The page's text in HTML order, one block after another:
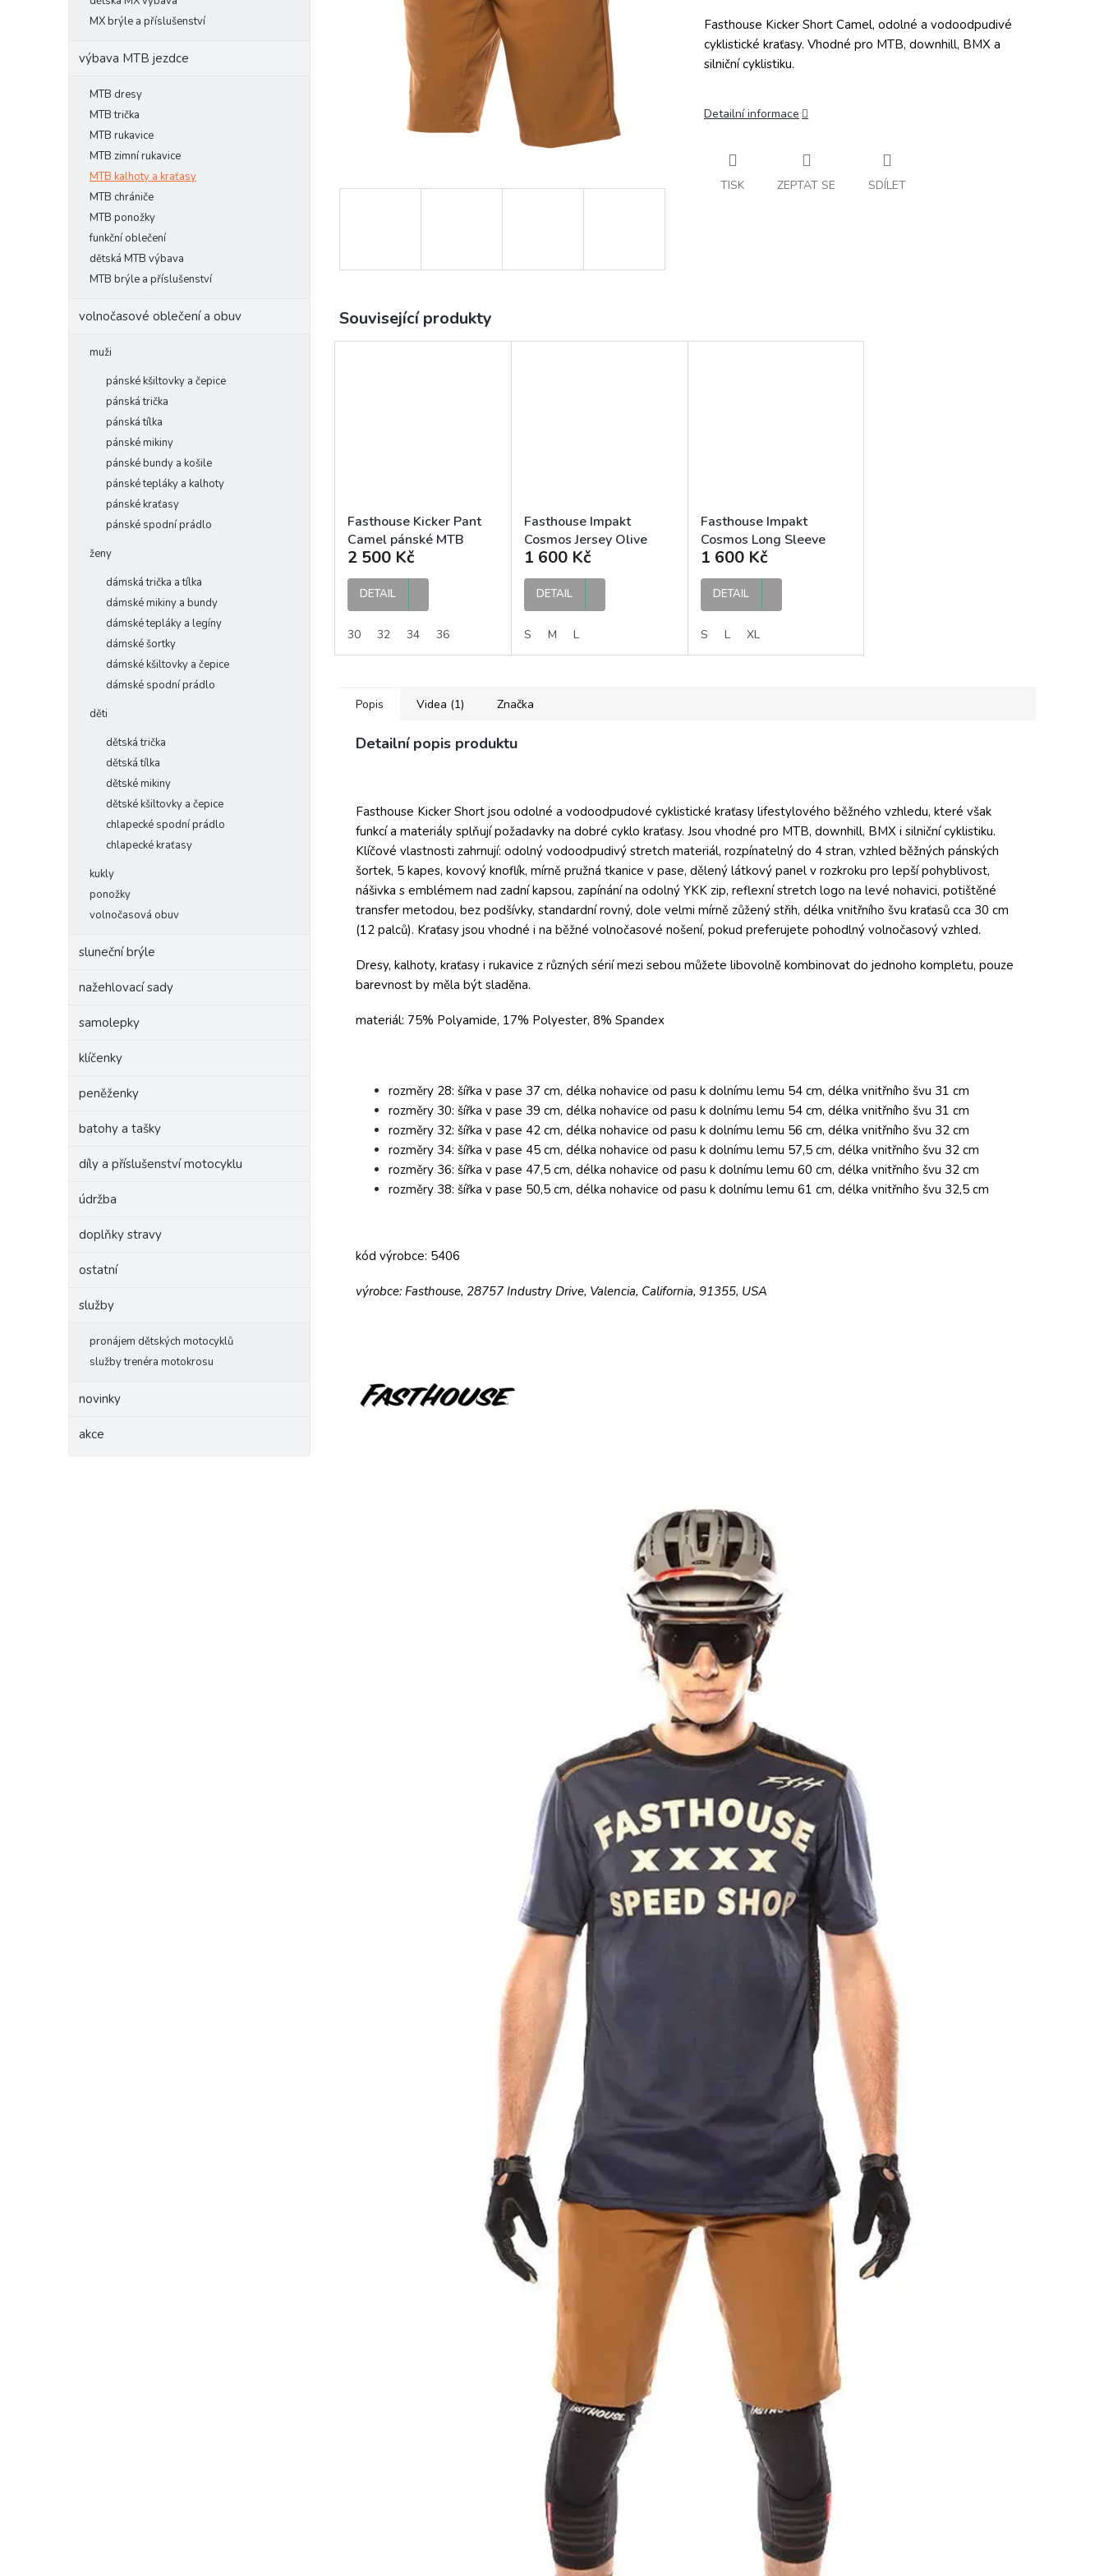
MX brýle a příslušenství
výbava MTB jezdce
MTB dresy
MTB trička
MTB rukavice
MTB zimní rukavice
MTB kalhoty a kraťasy
MTB chrániče
MTB ponožky
funkční oblečení
dětská MTB výbava
MTB brýle a příslušenství
volnočasové oblečení a obuv
muži
pánské kšiltovky a čepice
pánská trička
pánská tílka
pánské mikiny
pánské bundy a košile
pánské tepláky a kalhoty
pánské kraťasy
pánské spodní prádlo
ženy
dámská trička a tílka
dámské mikiny a bundy
dámské tepláky a legíny
dámské šortky
dámské kšiltovky a čepice
dámské spodní prádlo
děti
dětská trička
dětská tílka
dětské mikiny
dětské kšiltovky a čepice
chlapecké spodní prádlo
chlapecké kraťasy
kukly
ponožky
volnočasová obuv
sluneční brýle
nažehlovací sady
samolepky
klíčenky
peněženky
batohy a tašky
díly a příslušenství motocyklu
údržba
doplňky stravy
ostatní
služby
pronájem dětských motocyklů
služby trenéra motokrosu
novinky
akce
Fasthouse Kicker Short Camel, odolné a vodoodpudivé
cyklistické kraťasy. Vhodné pro MTB, downhill, BMX a
silniční cyklistiku.
Detailní informace
TISK ZEPTAT SE SDÍLET
Související produkty
Fasthouse Kicker Pant
Camel pánské MTB
kalhoty
2 500 Kč
DETAIL
30 32 34 36
Fasthouse Impakt
Cosmos Jersey Olive
MTB dres
1 600 Kč
DETAIL
S M L
Fasthouse Impakt
Cosmos Long Sleeve
Jersey Olive DH dres
1 600 Kč
DETAIL
S L XL
Popis Videa (1) Značka
Detailní popis produktu
Fasthouse Kicker Short jsou odolné a vodoodpudové cyklistické kraťasy lifestylového běžného vzhledu, které však
funkcí a materiály splňují požadavky na dobré cyklo kraťasy. Jsou vhodné pro MTB, downhill, BMX i silniční cyklistiku.
Klíčové vlastnosti zahrnují: odolný vodoodpudivý stretch materiál, rozpínatelný do 4 stran, vzhled běžných pánských
šortek, 5 kapes, kovový knoflík, mírně pružná tkanice v pase, dělený látkový panel v rozkroku pro lepší pohyblivost,
nášivka s emblémem nad zadní kapsou, zapínání na odolný YKK zip, reflexní stretch logo na levé nohavici, potištěné
transfer metodou, bez podšívky, standardní rovný, dole velmi mírně zůžený střih, délka vnitřního švu kraťasů cca 30 cm
(12 palců). Kraťasy jsou vhodné i na běžné volnočasové nošení, pokud preferujete pohodlný volnočasový vzhled.
Dresy, kalhoty, kraťasy i rukavice z různých sérií mezi sebou můžete libovolně kombinovat do jednoho kompletu, pouze
barevnost by měla být sladěna.
materiál: 75% Polyamide, 17% Polyester, 8% Spandex
rozměry 28: šířka v pase 37 cm, délka nohavice od pasu k dolnímu lemu 54 cm, délka vnitřního švu 31 cm
rozměry 30: šířka v pase 39 cm, délka nohavice od pasu k dolnímu lemu 54 cm, délka vnitřního švu 31 cm
rozměry 32: šířka v pase 42 cm, délka nohavice od pasu k dolnímu lemu 56 cm, délka vnitřního švu 32 cm
rozměry 34: šířka v pase 45 cm, délka nohavice od pasu k dolnímu lemu 57,5 cm, délka vnitřního švu 32 cm
rozměry 36: šířka v pase 47,5 cm, délka nohavice od pasu k dolnímu lemu 60 cm, délka vnitřního švu 32 cm
rozměry 38: šířka v pase 50,5 cm, délka nohavice od pasu k dolnímu lemu 61 cm, délka vnitřního švu 32,5 cm
kód výrobce: 5406
výrobce: Fasthouse, 28757 Industry Drive, Valencia, California, 91355, USA